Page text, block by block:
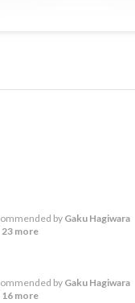
by Gaku Hagiwara
23 more
by Gaku Hagiwara
16 more